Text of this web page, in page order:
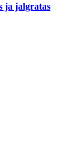
ja jalgratas